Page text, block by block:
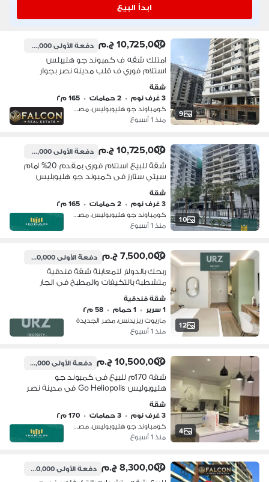
ابدأ البيع
9
10,725,000 ج.م دفعة الأولى2,145,000 ج.م
امتلك شقه ف كمبوند جو هليبلس
استلام فوري ف قلب مدينه نصر بجوار
جميع الخدمات
شقة
3 غرف نوم
• 2 حمامات • 165 م٢
كومباوند جو هليوبوليس، مصر الجديدة
منذ 1 أسبوع
10
10,725,000 ج.م دفعة الأولى2,145,000 ج.م
شقة للبيع استلام فورى بمقدم 20% امام
سيتي ستارز فى كمبوند جو هليوبليس
قسط على سنتين و ربع ساعة من التجمع
الخامس
شقة
3 غرف نوم
• 2 حمامات • 165 م٢
كومباوند جو هليوبوليس، مصر الجديدة
منذ 1 أسبوع
12
7,500,000 ج.م دفعة الأولى700,000 ج.م
ربحك بالدولار للمعاينة شقة فندقية
متشطبة بالتكيفات والمطبخ في الجار
شيراتون بالقرب من مطار القاهرة علي
طريق النصر وبالقرب من مدينة نصر ومصر
الجديدة
شقة فندقية
1 سرير
• 1 حمام • 58 م٢
ماريوت ريزيدنس، مصر الجديدة
منذ 1 أسبوع
4
10,500,000 ج.م دفعة الأولى2,100,000 ج.م
شقة 170م للبيع فى كمبوند جو
هليوبوليس Go Heliopolis فى مدينة نصر
على شارع النزهه
شقة
3 غرف نوم
• 3 حمامات • 170 م٢
كومباوند جو هليوبوليس، مصر الجديدة
منذ 1 أسبوع
8,300,000 ج.م دفعة الأولى1,300,000 ج.م